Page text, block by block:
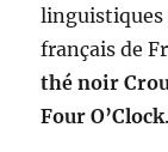
linguistiques
français de
thé noir
Four O’Clock.